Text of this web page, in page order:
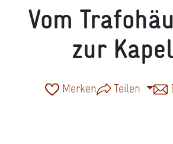
Vom
zur
Merken Teilen